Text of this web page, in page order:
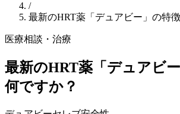
/
最新のHRT薬「デュアビー」の特
医療相談・治療
最新のHRT薬「デュアビ
何ですか？